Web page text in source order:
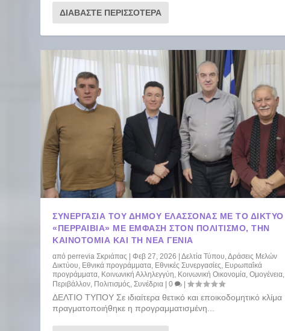
ΔΙΑΒΆΣΤΕ ΠΕΡΙΣΣΌΤΕΡΑ
ΣΥΝΕΡΓΑΣΊΑ ΤΟΥ ΔΉΜΟΥ ΕΛΑΣΣΌΝΑΣ ΜΕ ΤΟ ΔΊΚΤΥΟ
«ΠΕΡΡΑΙΒΊΑ» ΜΕ ΈΜΦΑΣΗ ΣΤΟΝ ΠΟΛΙΤΙΣΜΌ, ΤΗΝ
ΚΑΙΝΟΤΟΜΊΑ ΚΑΙ ΤΗ ΝΈΑ ΓΕΝΙΆ
απόperrevia Σκριάπας |Φεβ 27, 2026 |Δελτία Τύπου,Δράσεις Μελών
Δικτύου, Εθνικά προγράμματα, Εθνικές Συνεργασίες, Ευρωπαΐκά
προγράμματα, Κοινωνική Αλληλεγγύη, Κοινωνική Οικονομία,Ομογένεια,
Περιβάλλον, Πολιτισμός,Συνέδρια |0 |
ΔΕΛΤΙΟ ΤΥΠΟΥ Σε ιδιαίτερα θετικό και εποικοδομητικό κλίμα
πραγματοποιήθηκε η προγραμματισμένη...